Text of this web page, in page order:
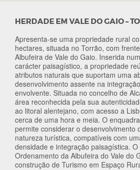
HERDADE EM VALE DO GAIO –
Apresenta-se uma propriedade rural
hectares, situada no Torrão, com
Albufeira de Vale do Gaio. Inserida
carácter paisagístico, a propriedade
atributos naturais que suportam uma
desenvolvimento assente na
envolvente. Situada no concelho de
área reconhecida pela sua
ao litoral alentejano, com acesso a
cerca de uma hora e meia. O
permite considerar o desenvolvimento
natureza turística, compatíveis com
densidade e integração paisagística. O
Ordenamento da Albufeira do Vale do
construção de Turismo em Espaço